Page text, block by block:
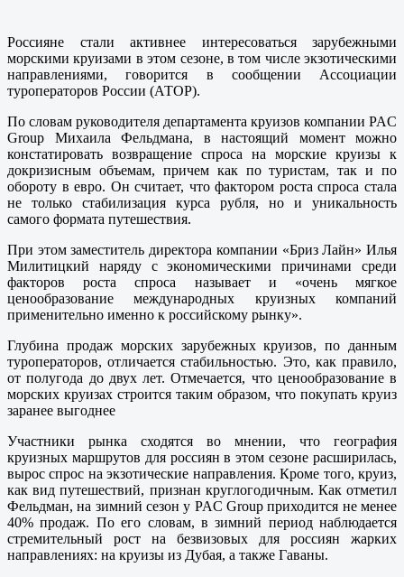
Россияне стали активнее интересоваться зарубежными
морскими круизами в этом сезоне, в том числе экзотическими
направлениями, говорится в сообщении Ассоциации
туроператоров России (АТОР).
По словам руководителя департамента круизов компании PAC
Group Михаила Фельдмана, в настоящий момент можно
констатировать возвращение спроса на морские круизы к
докризисным объемам, причем как по туристам, так и по
обороту в евро. Он считает, что фактором роста спроса стала
не только стабилизация курса рубля, но и уникальность
самого формата путешествия.
При этом заместитель директора компании «Бриз Лайн» Илья
Милитицкий наряду с экономическими причинами среди
факторов роста спроса называет и «очень мягкое
ценообразование международных круизных компаний
применительно именно к российскому рынку».
Глубина продаж морских зарубежных круизов, по данным
туроператоров, отличается стабильностью. Это, как правило,
от полугода до двух лет. Отмечается, что ценообразование в
морских круизах строится таким образом, что покупать круиз
заранее выгоднее
Участники рынка сходятся во мнении, что география
круизных маршрутов для россиян в этом сезоне расширилась,
вырос спрос на экзотические направления. Кроме того, круиз,
как вид путешествий, признан круглогодичным. Как отметил
Фельдман, на зимний сезон у PAC Group приходится не менее
40% продаж. По его словам, в зимний период наблюдается
стремительный рост на безвизовых для россиян жарких
направлениях: на круизы из Дубая, а также Гаваны.